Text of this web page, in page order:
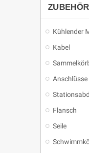
Kühlender
Kabel
Anschlüsse
Flansch
Seile